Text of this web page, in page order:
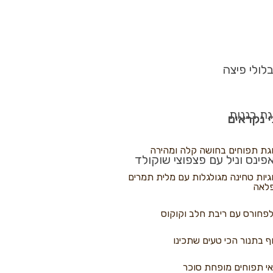
פיצה
בננות
וניל עם פצפוצי שוקולד
נקראים
תפוחים בחושה קלה ומהירה
טחינה מגולגלות עם מלית תמרים
עם ריבת חלב וקוקוס
בתנור הכי טעים שתכינו
תפוחים מופחת סוכר